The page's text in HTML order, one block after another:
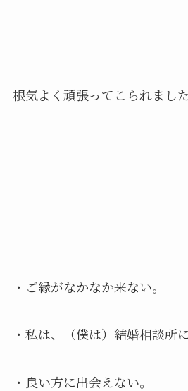
根気よく頑張ってこられました
・ご縁がなかなか来ない。
・私は、（僕は）結婚相談所
・良い方に出会えない。